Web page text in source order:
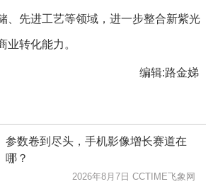
、先进工艺等领域，进一步整合新紫光
业转化能力。
编辑:路金娣
参数卷到尽头，手机影像增长赛道在
哪？
2026年8月7日 CCTIME飞象网